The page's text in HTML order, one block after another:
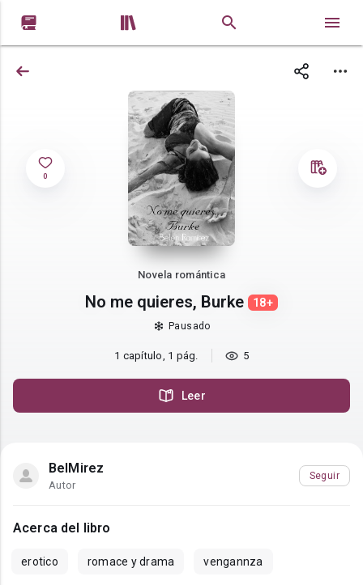
 
0
Novela romántica
No me quieres, Burke 18+
Pausado
1 capítulo, 1 pág. 5
Leer
BelMirez
Autor
Seguir
Acerca del libro
erotico romace y drama vengannza